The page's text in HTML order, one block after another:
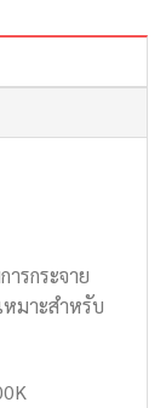
รกระจาย
มาะสำหรับ